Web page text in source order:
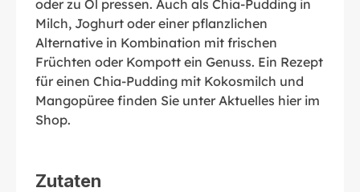
oder zu Öl pressen. Auch als Chia-Pudding in
Milch, Joghurt oder einer pflanzlichen
Alternative in Kombination mit frischen
Früchten oder Kompott ein Genuss. Ein Rezept
für einen Chia-Pudding mit Kokosmilch und
Mangopüree finden Sie unter Aktuelles hier im
Shop.
Zutaten